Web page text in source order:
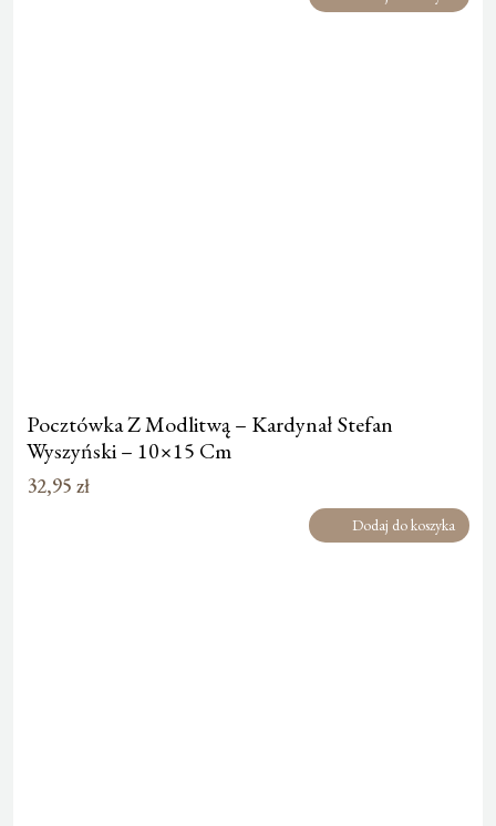
Pocztówka Z Modlitwą – Kardynał Stefan
Wyszyński – 10×15 Cm
32,95 zł
Dodaj do koszyka